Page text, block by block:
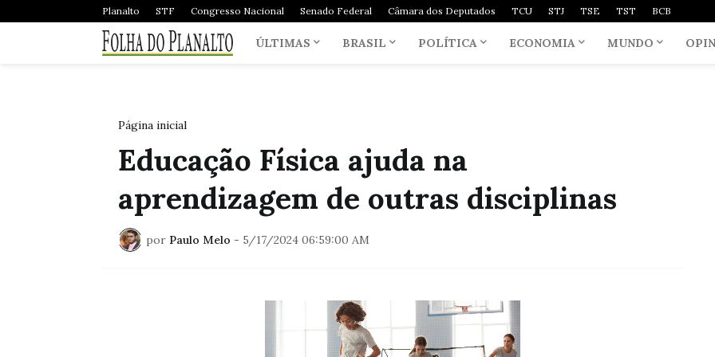
Planalto STF Congresso Nacional Senado Federal Câmara dos Deputados TCU STJ TSE TST BCB
ÚLTIMAS BRASIL POLÍTICA ECONOMIA MUNDO
Página inicial
Educação Física ajuda na
aprendizagem de outras disciplinas
por Paulo Melo - 5/17/2024 06:59:00 AM